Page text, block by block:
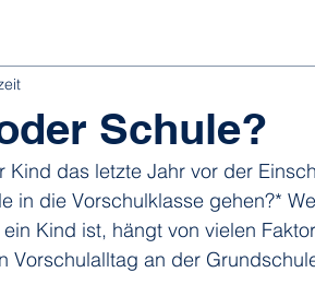
Schule?
Kind das letzte Jahr vor der
in die Vorschulklasse gehen?*
Kind ist, hängt von vielen
Vorschulalltag an der